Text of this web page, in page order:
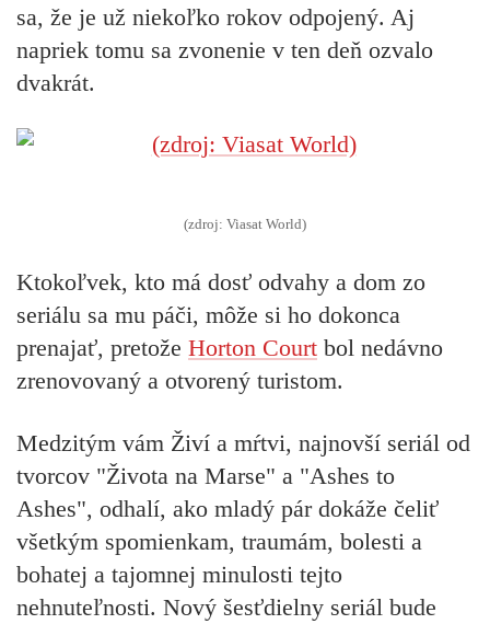
sa, že je už niekoľko rokov odpojený. Aj
napriek tomu sa zvonenie v ten deň ozvalo
dvakrát.
(zdroj: Viasat World)
Ktokoľvek, kto má dosť odvahy a dom zo
seriálu sa mu páči, môže si ho dokonca
prenajať, pretože Horton Court bol nedávno
zrenovovaný a otvorený turistom.
Medzitým vám Živí a mŕtvi, najnovší seriál od
tvorcov "Života na Marse" a "Ashes to
Ashes", odhalí, ako mladý pár dokáže čeliť
všetkým spomienkam, traumám, bolesti a
bohatej a tajomnej minulosti tejto
nehnuteľnosti. Nový šesťdielny seriál bude